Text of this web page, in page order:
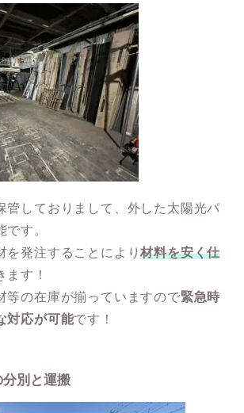
管しておりまして、外した太陽光パ
す。
を発注することにより材料を安く仕
ます！
等の在庫が揃っていますので緊急時
対応が可能です！
別と運搬